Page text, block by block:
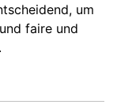
um
faire und